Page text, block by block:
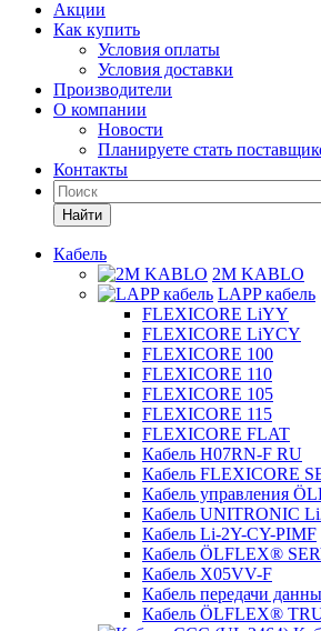
Акции
Как купить
Условия оплаты
Условия доставки
Производители
О компании
Новости
Планируете стать
Контакты
Найти
Кабель
2M KABLO
LAPP кабель
FLEXICORE LiYY
FLEXICORE LiYCY
FLEXICORE 100
FLEXICORE 110
FLEXICORE 105
FLEXICORE 115
FLEXICORE FLAT
Кабель H07RN-F RU
Кабель FLEXICORE
Кабель управления
Кабель UNITRONIC
Кабель Li-2Y-CY-PIMF
Кабель ÖLFLEX®
Кабель X05VV-F
Кабель передачи
Кабель ÖLFLEX®